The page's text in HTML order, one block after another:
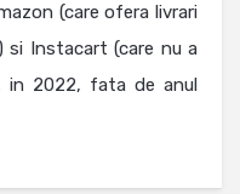
(care ofera livrari
si Instacart (care nu a
in 2022, fata de anul